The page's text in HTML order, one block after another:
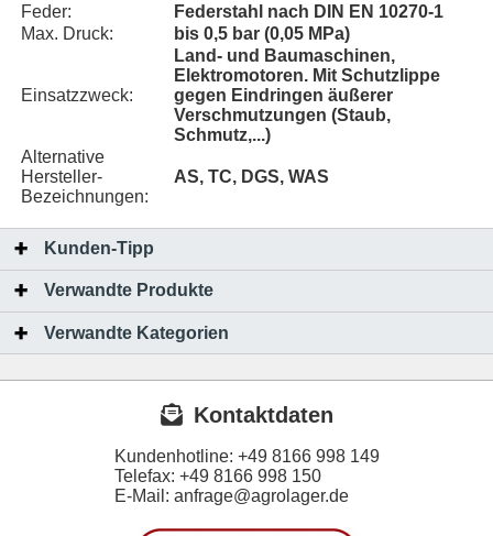
Feder:
Federstahl nach DIN EN 10270-1
Max. Druck:
bis 0,5 bar (0,05 MPa)
Einsatzzweck:
Land- und Baumaschinen,
Elektromotoren. Mit Schutzlippe
gegen Eindringen äußerer
Verschmutzungen (Staub,
Schmutz,...)
Alternative
Hersteller-
Bezeichnungen:
AS, TC, DGS, WAS
Kunden-Tipp
Verwandte Produkte
Verwandte Kategorien
Kontaktdaten
Kundenhotline: +49 8166 998 149
Telefax: +49 8166 998 150
E-Mail: anfrage@agrolager.de